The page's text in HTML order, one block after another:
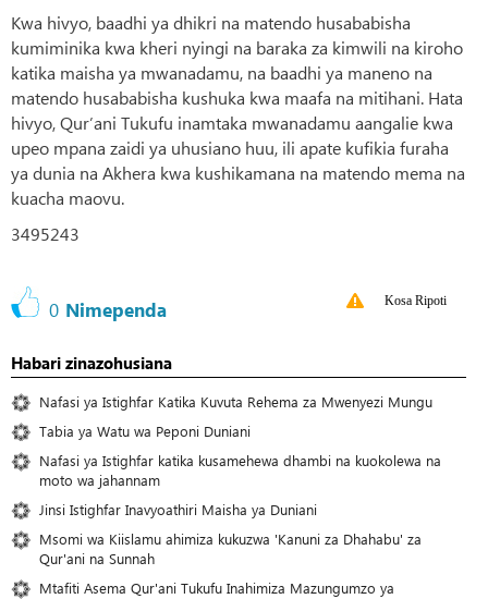
Kwa hivyo, baadhi ya dhikri na matendo husababisha
kumiminika kwa kheri nyingi na baraka za kimwili na kiroho
katika maisha ya mwanadamu, na baadhi ya maneno na
matendo husababisha kushuka kwa maafa na mitihani. Hata
hivyo, Qur’ani Tukufu inamtaka mwanadamu aangalie kwa
upeo mpana zaidi ya uhusiano huu, ili apate kufikia furaha
ya dunia na Akhera kwa kushikamana na matendo mema na
kuacha maovu.
3495243
0 Nimependa Kosa Ripoti
Habari zinazohusiana
Nafasi ya Istighfar Katika Kuvuta Rehema za Mwenyezi Mungu
Tabia ya Watu wa Peponi Duniani
Nafasi ya Istighfar katika kusamehewa dhambi na kuokolewa na
moto wa jahannam
Jinsi Istighfar Inavyoathiri Maisha ya Duniani
Msomi wa Kiislamu ahimiza kukuzwa 'Kanuni za Dhahabu' za
Qur'ani na Sunnah
Mtafiti Asema Qur'ani Tukufu Inahimiza Mazungumzo ya